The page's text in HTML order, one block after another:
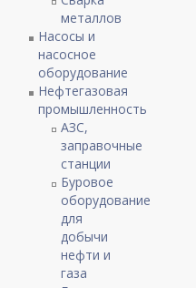
металлов
Насосы и
насосное
оборудование
Нефтегазовая
промышленность
АЗС,
заправочные
станции
Буровое
оборудование
для
добычи
нефти и
газа